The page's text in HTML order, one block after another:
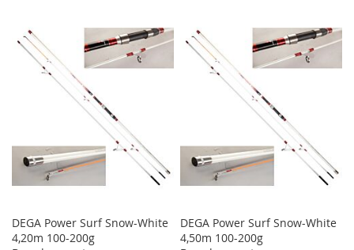
HINZUFÜGEN
HINZUFÜGEN
HINZUFÜGEN
HINZUFÜGEN
DEGA Power Surf Snow-White
4,20m 100-200g
DEGA Power Surf Snow-White
4,50m 100-200g